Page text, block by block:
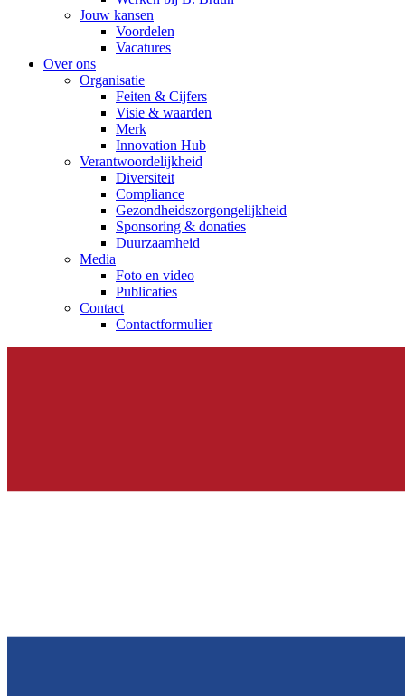
Jouw kansen
Voordelen
Vacatures
Over ons
Organisatie
Feiten & Cijfers
Visie & waarden
Merk
Innovation Hub
Verantwoordelijkheid
Diversiteit
Compliance
Gezondheidszorgongelijkheid​
Sponsoring & donaties
Duurzaamheid
Media
Foto en video
Publicaties
Contact
Contactformulier